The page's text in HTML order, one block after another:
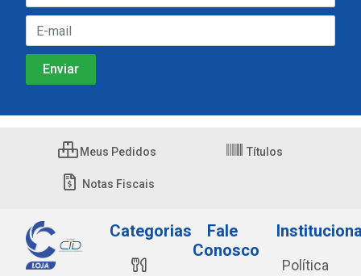
Meus Pedidos Títulos
Notas Fiscais
Categorias
Fale
Conosco
Política